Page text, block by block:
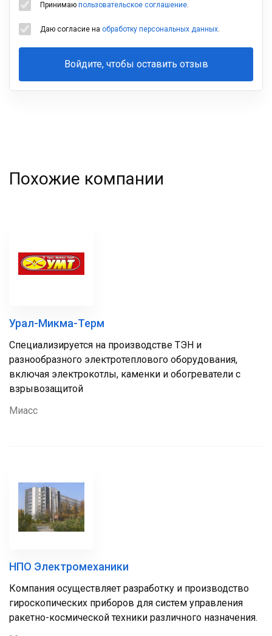
Принимаю пользовательское соглашение.
Даю согласие на обработку персональных данных.
Войдите, чтобы оставить отзыв
Ваша
Похожие компании
Урал-Микма-Терм
Специализируется на производстве ТЭН и
разнообразного электротеплового оборудования,
включая электрокотлы, каменки и обогреватели с
взрывозащитой
Миасс
НПО Электромеханики
Компания осуществляет разработку и производство
гироскопических приборов для систем управления
ракетно-космической техники различного назначения.